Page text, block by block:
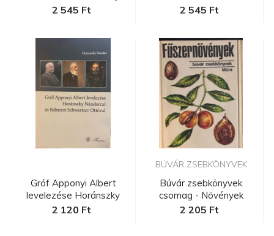
Nándorra...
2 545 Ft
Gróf Apponyi Albert
levelezése Horánszky
Nándorra...
2 120 Ft
2 545 Ft
BÚVÁR ZSEBKÖNYVEK
Búvár zsebkönyvek
csomag - Növények
2 205 Ft